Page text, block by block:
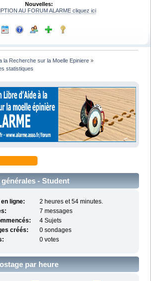
Nouvelles:
AU FORUM ALARME cliquez ici
la Recherche sur la Moelle Epiniere »
statistiques
- Student
ligne:
2 heures et 54 minutes.
7 messages
4 Sujets
créés:
0 sondages
0 votes
par heure